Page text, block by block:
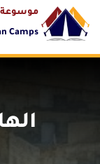
موسوعة
Camps